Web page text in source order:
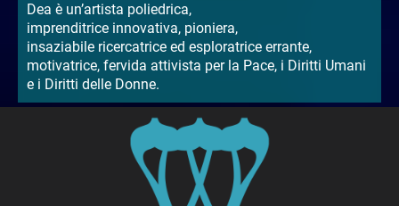
Dea è un’artista poliedrica,
imprenditrice innovativa, pioniera,
insaziabile ricercatrice ed esploratrice errante,
motivatrice, fervida attivista per la Pace, i Diritti Umani
e i Diritti delle Donne.